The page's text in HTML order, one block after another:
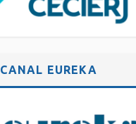
CANAL EUREKA